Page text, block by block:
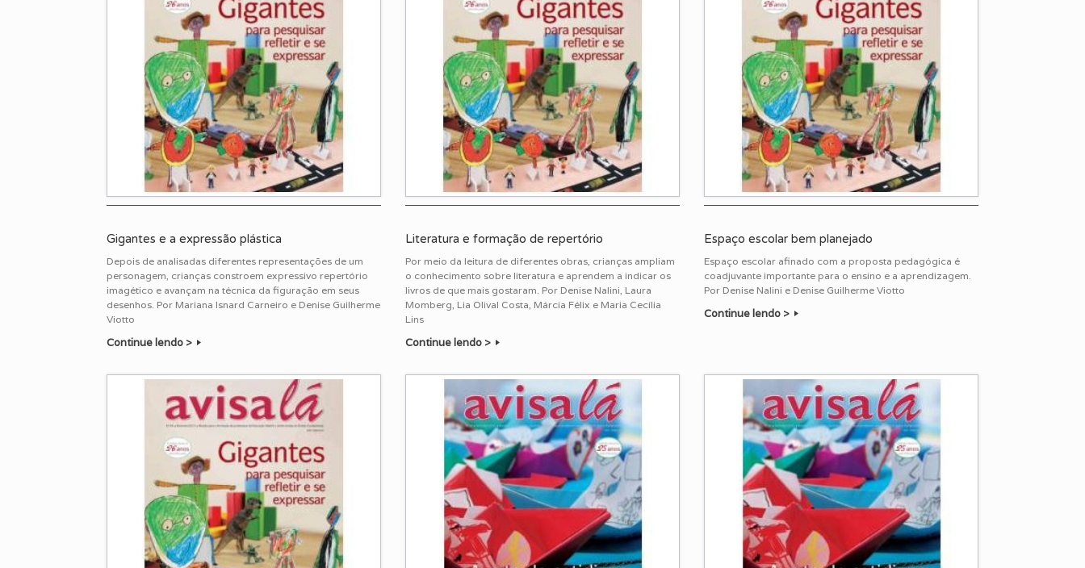
Gigantes e a expressão plástica
Depois de analisadas diferentes representações de um
personagem, crianças constroem expressivo repertório
imagético e avançam na técnica da figuração em seus
desenhos. Por Mariana Isnard Carneiro e Denise Guilherme
Viotto
Continue lendo >
Literatura e formação de repertório
Por meio da leitura de diferentes obras, crianças ampliam
o conhecimento sobre literatura e aprendem a indicar os
livros de que mais gostaram. Por Denise Nalini, Laura
Momberg, Lia Olival Costa, Márcia Félix e Maria Cecília
Lins
Continue lendo >
Espaço escolar bem planejado
Espaço escolar afinado com a proposta pedagógica é
coadjuvante importante para o ensino e a aprendizagem.
Por Denise Nalini e Denise Guilherme Viotto
Continue lendo >